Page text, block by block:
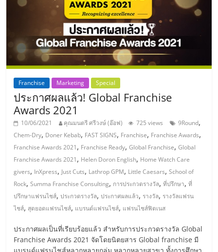
รวม
แฟ
รน
ไชส์
ขาย
แฟ
รน
ไชส์
แฟ
Franchise Marketing Special
ประกาศผลแล้ว! Global Franchise
Awards 2021
10/06/2021 คุณมนตรี ศรีวงษ์ (อ๊อฟ) 725 views 9Round,
Chem-Dry, Doner Kebab, FAST SIGNS, Franchise, Franchise Awards,
Franchise Awards 2021, Franchise Ready,Global Franchise,Global
Franchise Awards 2021, Helen Doron English, Home Watch Care
givers, InXpress, Just Cuts, Lathrop GPM, Little Caesars,School of
Rock,Summa Franchise Consulting, การประกวดรางวัล,ที่ปรึกษา,ที่
ปรึกษาแฟรนไชส์,ประกวดรางวัล,ประกาศผลแล้ว, รางวัล, รางวัลแฟรน
ไชส์, สุดยอดแฟรนไชส์, แบรนด์แฟรนไชส์, แฟรนไชส์ฟิตเนส
ประกาศผลเป็นที่เรียบร้อยแล้ว สำหรับการประกวดรางวัล Global
Franchise Awards 2021 จัดโดยนิตยสาร Global franchise มี